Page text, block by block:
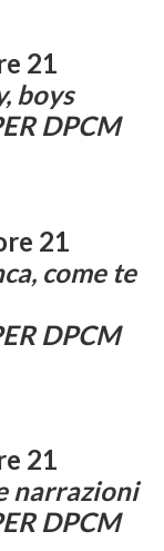
21
boys
DPCM
21
come te
DPCM
21
narrazioni
DPCM